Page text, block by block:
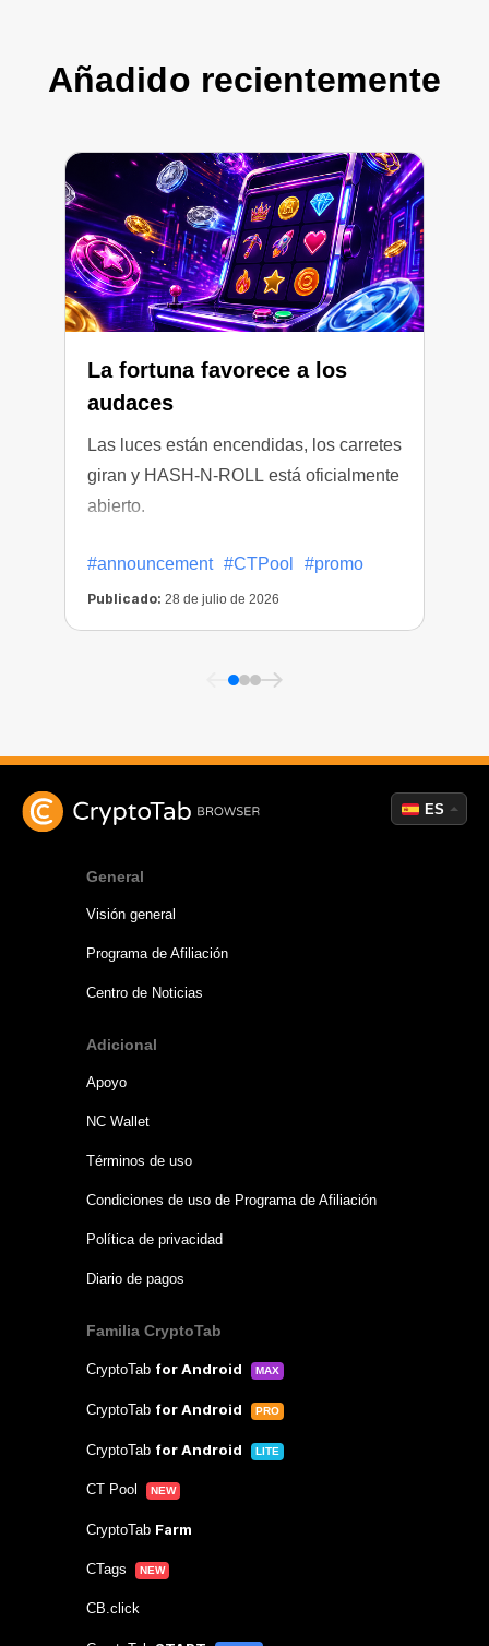
Añadido recientemente
La fortuna favorece a los
audaces
Las luces están encendidas, los carretes
giran y HASH-N-ROLL está oficialmente
abierto.
#announcement #CTPool #promo
Publicado: 28 de julio de 2026
General
Visión general
Programa de Afiliación
Centro de Noticias
Adicional
Apoyo
NC Wallet
Términos de uso
Condiciones de uso de Programa de Afiliación
Política de privacidad
Diario de pagos
Familia CryptoTab
CryptoTab for Android MAX
CryptoTab for Android PRO
CryptoTab for Android LITE
CT Pool NEW
CryptoTab Farm
CTags NEW
CB.click
ES